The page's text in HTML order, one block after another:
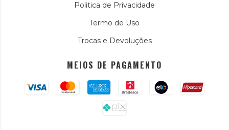
Politica de Privacidade
Termo de Uso
Trocas e Devoluções
MEIOS DE PAGAMENTO